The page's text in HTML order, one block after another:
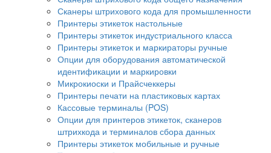
Сканеры штрихового кода для промышленности
Принтеры этикеток настольные
Принтеры этикеток индустриального класса
Принтеры этикеток и маркираторы ручные
Опции для оборудования автоматической
идентификации и маркировки
Микрокиоски и Прайсчеккеры
Принтеры печати на пластиковых картах
Кассовые терминалы (POS)
Опции для принтеров этикеток, сканеров
штрихкода и терминалов сбора данных
Принтеры этикеток мобильные и ручные